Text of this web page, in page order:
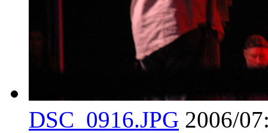
DSC_0916.JPG 2006/